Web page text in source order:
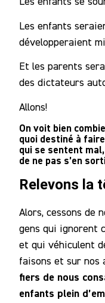
Les enfants
développeraient
Et les parents
des dictateurs
Allons!
On voit bien
quoi destiné à
qui se sentent
de ne pas s’en
Relevons la
Alors, cessons de
gens qui ignorent
et qui véhiculent
faisons et sur nos
fiers de nous
enfants plein